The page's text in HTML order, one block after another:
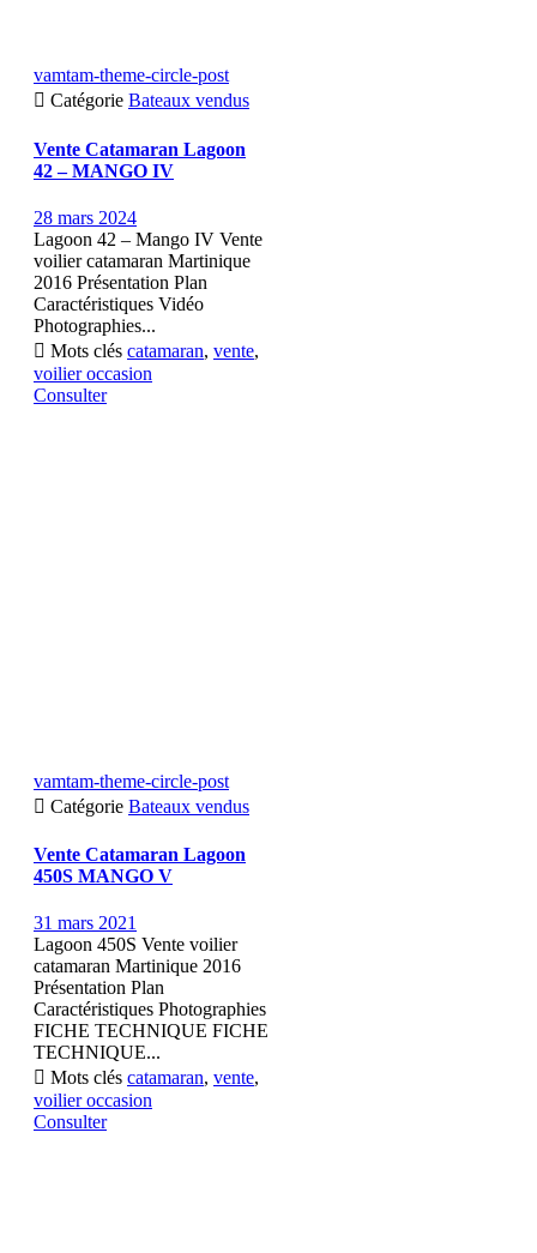
vamtam-theme-circle-post
 Catégorie Bateaux vendus
Vente Catamaran Lagoon
42 – MANGO IV
28 mars 2024
Lagoon 42 – Mango IV Vente
voilier catamaran Martinique
2016 Présentation Plan
Caractéristiques Vidéo
Photographies...
 Mots clés catamaran, vente,
voilier occasion
Consulter
vamtam-theme-circle-post
 Catégorie Bateaux vendus
Vente Catamaran Lagoon
450S MANGO V
31 mars 2021
Lagoon 450S Vente voilier
catamaran Martinique 2016
Présentation Plan
Caractéristiques Photographies
FICHE TECHNIQUE FICHE
TECHNIQUE...
 Mots clés catamaran, vente,
voilier occasion
Consulter